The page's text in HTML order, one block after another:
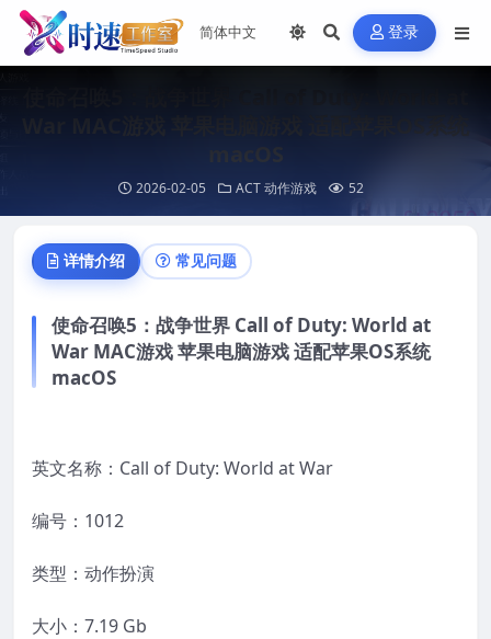
登录
War MAC游戏 苹果电脑游戏 适配苹果OS系统
2026-02-05 ACT 动作游戏 52
详情介绍 常见问题
使命召唤5：战争世界 Call of Duty: World at
War MAC游戏 苹果电脑游戏 适配苹果OS系统
macOS
英文名称：Call of Duty: World at War
编号：1012
类型：动作扮演
大小：7.19 Gb